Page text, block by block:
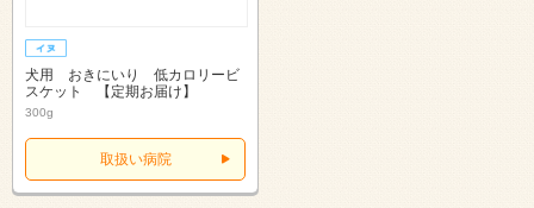
犬用 おきにいり 低カロリービ
スケット 【定期お届け】
300g
取扱い病院